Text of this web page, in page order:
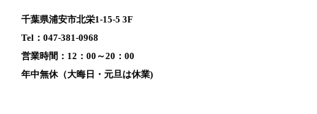
千葉県浦安市北栄1-15-5 3F
Tel：047-381-0968
営業時間：12：00～20：00
年中無休（大晦日・元旦は休業)